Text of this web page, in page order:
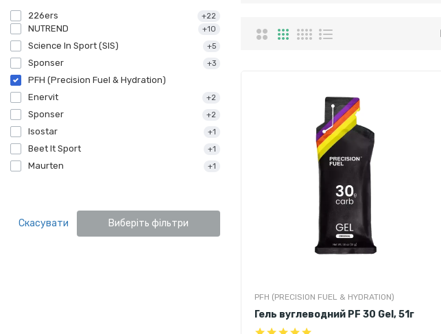
PFH (Precision Fuel & Hydration)
Sponser +2
Maurten +1
Science In Sport (SIS) +5
Sponser +3
NUTREND +10
Beet It Sport +1
Enervit +2
Isostar +1
226ers +22
Скасувати Виберіть фільтри
PFH (PRECISION FUEL & HYDRATION)
Гель вуглеводний PF 30 Gel, 51г